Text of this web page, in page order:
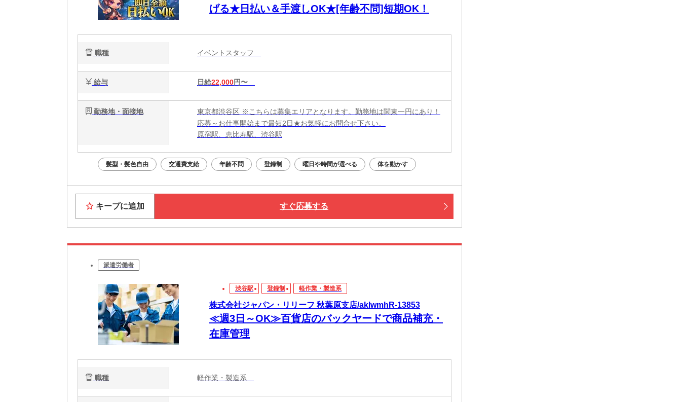
げる★日払い＆手渡しOK★[年齢不問]短期OK！
職種 イベントスタッフ
給与 日給22,000円〜
勤務地・面接地
東京都渋谷区 ※こちらは募集エリアとなります。勤務地は関東一円にあり！
応募～お仕事開始まで最短2日★お気軽にお問合せ下さい。
原宿駅、恵比寿駅、渋谷駅
髪型・髪色自由 交通費支給 年齢不問 登録制 曜日や時間が選べる 体を動かす
キープに追加 すぐ応募する
派遣労働者
渋谷駅 登録制 軽作業・製造系
株式会社ジャパン・リリーフ 秋葉原支店/aklwmhR-13853
≪週3日～OK≫百貨店のバックヤードで商品補充・
在庫管理
職種 軽作業・製造系